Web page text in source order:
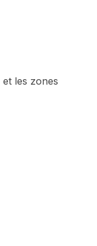
et les zones